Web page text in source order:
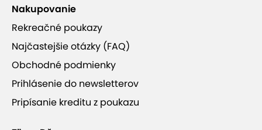
Nakupovanie
Rekreačné poukazy
Najčastejšie otázky (FAQ)
Obchodné podmienky
Prihlásenie do newsletterov
Pripísanie kreditu z poukazu